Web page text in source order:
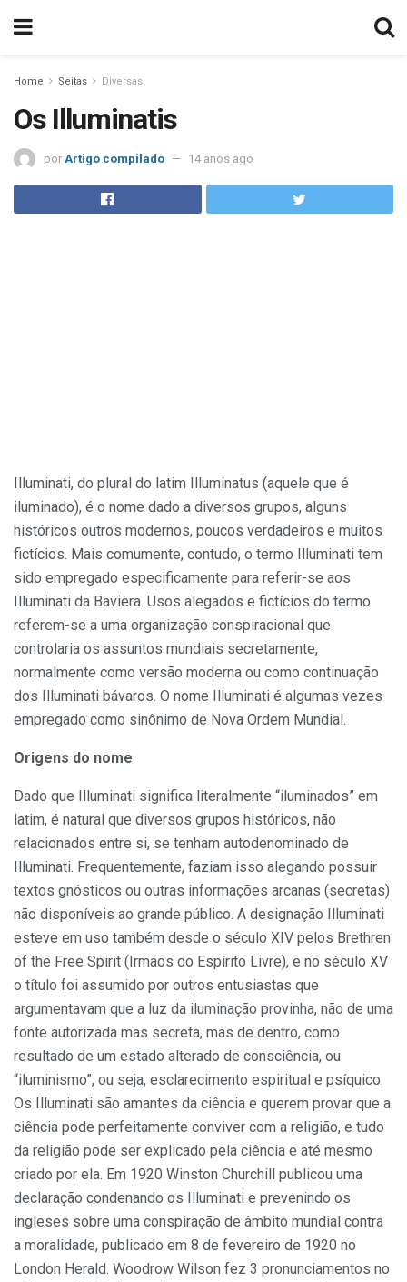
Home Seitas Diversas
Os Illuminatis
por Artigo compilado 14 anos ago
Illuminati, do plural do latim Illuminatus (aquele que é
iluminado), é o nome dado a diversos grupos, alguns
históricos outros modernos, poucos verdadeiros e muitos
fictícios. Mais comumente, contudo, o termo Illuminati tem
sido empregado especificamente para referir-se aos
Illuminati da Baviera. Usos alegados e fictícios do termo
referem-se a uma organização conspiracional que
controlaria os assuntos mundiais secretamente,
normalmente como versão moderna ou como continuação
dos Illuminati bávaros. O nome Illuminati é algumas vezes
empregado como sinônimo de Nova Ordem Mundial.
Origens do nome
Dado que Illuminati significa literalmente “iluminados” em
latim, é natural que diversos grupos históricos, não
relacionados entre si, se tenham autodenominado de
Illuminati. Frequentemente, faziam isso alegando possuir
textos gnósticos ou outras informações arcanas (secretas)
não disponíveis ao grande público. A designação Illuminati
esteve em uso também desde o século XIV pelos Brethren
of the Free Spirit (Irmãos do Espírito Livre), e no século XV
o título foi assumido por outros entusiastas que
argumentavam que a luz da iluminação provinha, não de uma
fonte autorizada mas secreta, mas de dentro, como
resultado de um estado alterado de consciência, ou
“iluminismo”, ou seja, esclarecimento espiritual e psíquico.
Os Illuminati são amantes da ciência e querem provar que a
ciência pode perfeitamente conviver com a religião, e tudo
da religião pode ser explicado pela ciência e até mesmo
criado por ela. Em 1920 Winston Churchill publicou uma
declaração condenando os Illuminati e prevenindo os
ingleses sobre uma conspiração de âmbito mundial contra
a moralidade, publicado em 8 de fevereiro de 1920 no
London Herald. Woodrow Wilson fez 3 pronunciamentos no